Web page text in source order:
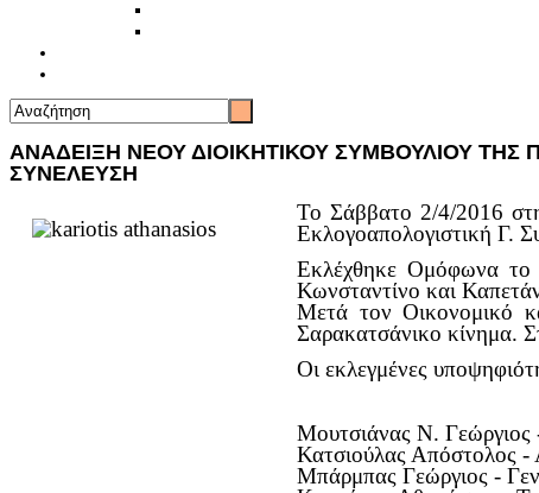
ΑΝΑΔΕΙΞΗ ΝΕΟΥ ΔΙΟΙΚΗΤΙΚΟΥ ΣΥΜΒΟΥΛΙΟΥ
ΣΥΝΕΛΕΥΣΗ
Το Σάββατο 2/4/2016
Εκλογοαπολογιστική Γ.
Εκλέχθηκε Ομόφωνα το
Κωνσταντίνο και
Μετά τον Οικονομικό
Σαρακατσάνικο κίνημα.
Oι εκλεγμένες
Μουτσιάνας Ν.
Κατσιούλας Απόστολος -
Μπάρμπας Γεώργιος -